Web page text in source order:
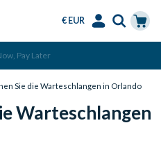
€ EUR
Pay Later
Sie die Warteschlangen in Orlando
Warteschlangen